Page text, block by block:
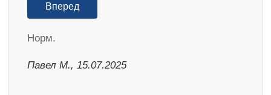
Вперед
Норм.
Павел М., 15.07.2025